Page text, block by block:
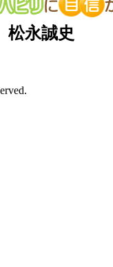
永誠史